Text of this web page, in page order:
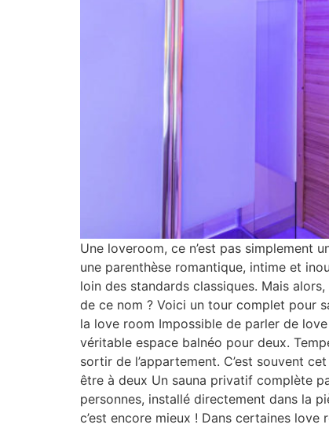
Une loveroom, ce n’est pas simplement
une parenthèse romantique, intime et
loin des standards classiques. Mais
de ce nom ? Voici un tour complet pour
la love room Impossible de parler de
véritable espace balnéo pour deux.
sortir de l’appartement. C’est souvent
être à deux Un sauna privatif complète
personnes, installé directement dans la
c’est encore mieux ! Dans certaines